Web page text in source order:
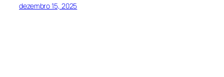
dezembro 15, 2025